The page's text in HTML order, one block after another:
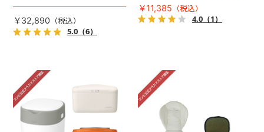
のコンビ公式ストア限定カラ
ー（2023年モデル）。
￥32,890
5.0（6）
￥11,385
4.0（1）